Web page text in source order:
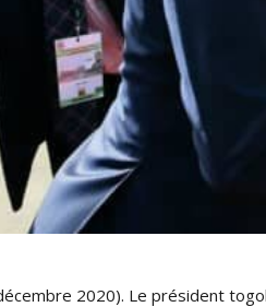
2020). Le président